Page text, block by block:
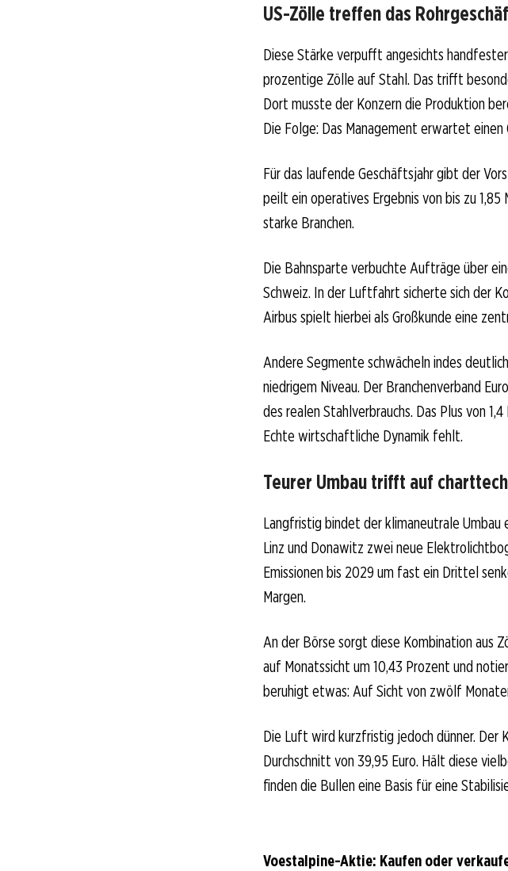
US-Zölle treffen das
Diese Stärke verpufft angesichts
prozentige Zölle auf Stahl. Das trifft
Dort musste der Konzern die Produktion
Die Folge: Das Management erwartet einen
Für das laufende Geschäftsjahr gibt der
peilt ein operatives Ergebnis von bis zu
starke Branchen.
Die Bahnsparte verbuchte Aufträge über
Schweiz. In der Luftfahrt sicherte sich der
Airbus spielt hierbei als Großkunde eine
Andere Segmente schwächeln indes
niedrigem Niveau. Der Branchenverband
des realen Stahlverbrauchs. Das Plus von
Echte wirtschaftliche Dynamik fehlt.
Teurer Umbau trifft auf
Langfristig bindet der klimaneutrale Umbau
Linz und Donawitz zwei neue
Emissionen bis 2029 um fast ein Drittel
Margen.
An der Börse sorgt diese Kombination aus
auf Monatssicht um 10,43 Prozent und
beruhigt etwas: Auf Sicht von zwölf
Die Luft wird kurzfristig jedoch dünner. Der
Durchschnitt von 39,95 Euro. Hält diese
finden die Bullen eine Basis für eine
Voestalpine-Aktie: Kaufen oder